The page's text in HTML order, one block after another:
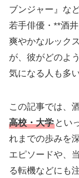
ブンジャー』な
若手俳優・**酒
爽やかなルック
が、彼がどのよ
気になる人も多
この記事では、
高校・大学とい
れまでの歩みを
エピソードや、
る転機などにも